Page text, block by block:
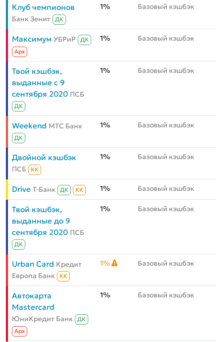
Клуб чемпионов
Банк Зенит ДК
1% Базовый кэшбэк
Максимум УБРиР
ДК
Aрх
1% Базовый кэшбэк
Твой кэшбэк,
выданные с 9
сентября 2020 ПСБ
ДК
1% Базовый кэшбэк
Weekend МТС Банк
ДК
1% Базовый кэшбэк
Двойной кэшбэк
ПСБ КК
1% Базовый кэшбэк
Drive Т-Банк ДК КК 1% Базовый кэшбэк
Твой кэшбэк,
выданные до 9
сентября 2020 ПСБ
ДК
1% Базовый кэшбэк
Urban Card Кредит
Европа Банк
КК
1% Базовый кэшбэк
Автокарта
Mastercard
ЮниКредит Банк
ДК
Aрх
1% Базовый кэшбэк